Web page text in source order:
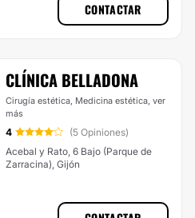
CONTACTAR
CLÍNICA BELLADONA
Cirugía estética, Medicina estética, ver
más
4
(5 Opiniones)
Acebal y Rato, 6 Bajo (Parque de
Zarracina), Gijón